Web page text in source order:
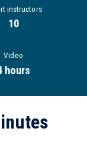
instructors
10
Video
hours